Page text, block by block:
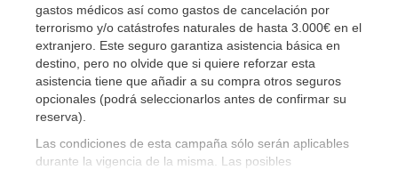
gastos médicos así como gastos de cancelación por
terrorismo y/o catástrofes naturales de hasta 3.000€ en el
extranjero. Este seguro garantiza asistencia básica en
destino, pero no olvide que si quiere reforzar esta
asistencia tiene que añadir a su compra otros seguros
opcionales (podrá seleccionarlos antes de confirmar su
reserva)
Las condiciones de esta campaña sólo serán aplicables
durante la vigencia de la misma. Las posibles